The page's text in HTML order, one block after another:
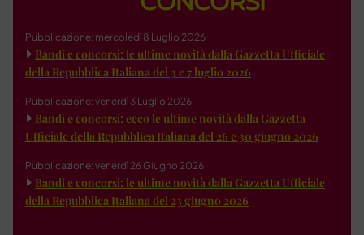
Pubblicazione: mercoledì 8 Luglio 2026
Bandi e concorsi: le ultime novità dalla Gazzetta Ufficiale
della Repubblica Italiana del 3 e 7 luglio 2026
Pubblicazione: venerdì 3 Luglio 2026
Bandi e concorsi: ecco le ultime novità dalla Gazzetta
Ufficiale della Repubblica Italiana del 26 e 30 giugno 2026
Pubblicazione: venerdì 26 Giugno 2026
Bandi e concorsi: le ultime novità dalla Gazzetta Ufficiale
della Repubblica Italiana del 23 giugno 2026